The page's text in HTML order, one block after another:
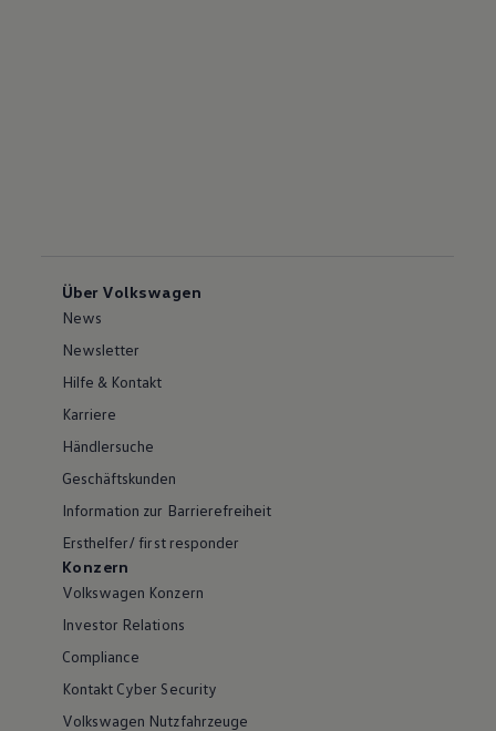
Über Volkswagen
News
Newsletter
Hilfe & Kontakt
Karriere
Händlersuche
Geschäftskunden
Information zur Barrierefreiheit
Ersthelfer/ first responder
Konzern
Volkswagen Konzern
Investor Relations
Compliance
Kontakt Cyber Security
Volkswagen Nutzfahrzeuge